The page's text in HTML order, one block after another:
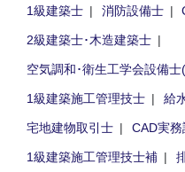
1級建築士
消防設備士
2級建築士･木造建築士
空気調和･衛生工学会設備
1級建築施工管理技士
給
宅地建物取引士
CAD実
1級建築施工管理技士補